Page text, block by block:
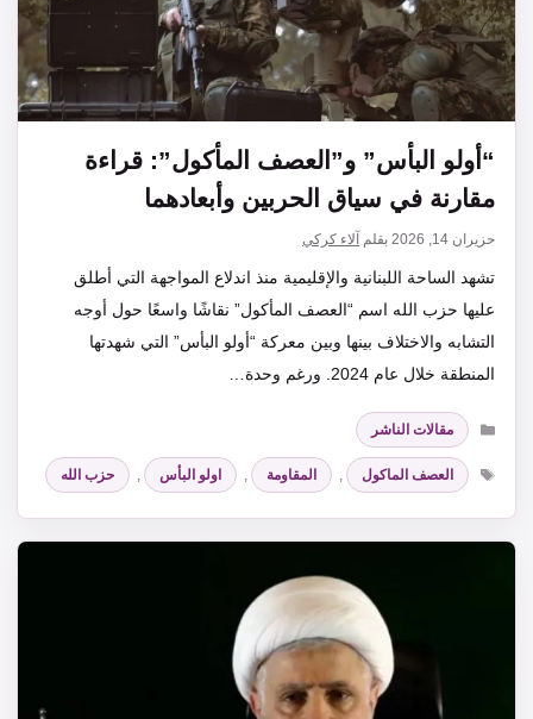
“أولو البأس” و”العصف المأكول”: قراءة
مقارنة في سياق الحربين وأبعادهما
حزيران 14, 2026 بقلم آلاء كركي
تشهد الساحة اللبنانية والإقليمية منذ اندلاع المواجهة التي أطلق
عليها حزب الله اسم “العصف المأكول” نقاشًا واسعًا حول أوجه
التشابه والاختلاف بينها وبين معركة “أولو البأس” التي شهدتها
المنطقة خلال عام 2024. ورغم وحدة…
التصنيفات
مقالات الناشر
الوسوم
العصف الماكول , المقاومة , اولو البأس , حزب الله